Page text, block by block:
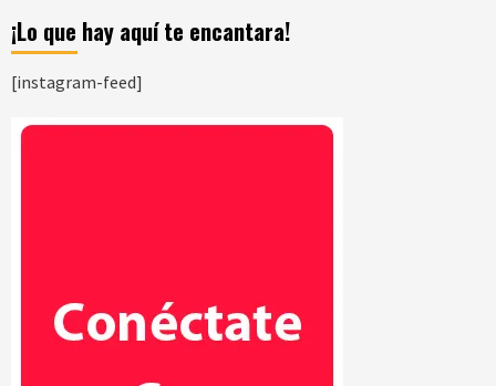
¡Lo que hay aquí te encantara!
[instagram-feed]